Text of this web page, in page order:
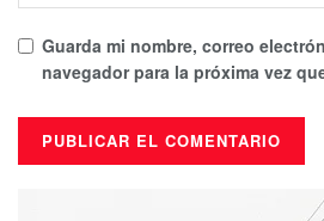
Guarda mi nombre, correo
navegador para la próxima vez